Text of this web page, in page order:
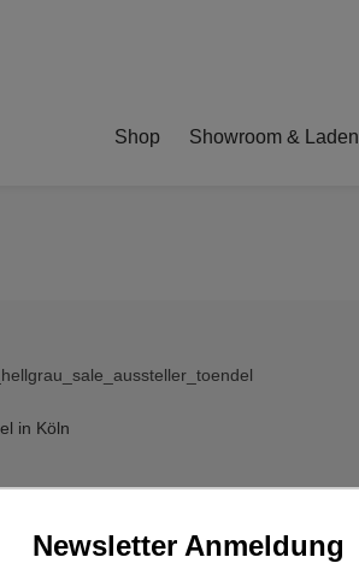
Shop Showroom & Laden
Newsletter Anmeldung